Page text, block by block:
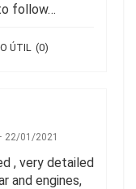
follow…
ÚTIL (0)
22/01/2021
, very detailed
and engines,